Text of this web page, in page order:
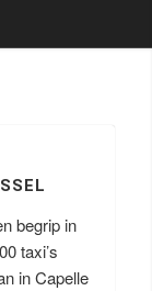
begrip in
taxi’s
in Capelle